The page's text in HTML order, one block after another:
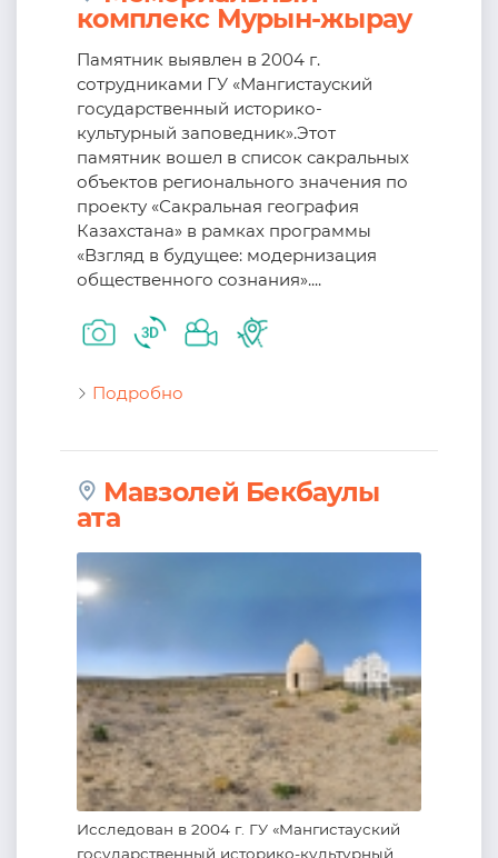
комплекс Мурын-жырау
Памятник выявлен в 2004 г.
сотрудниками ГУ «Мангистауский
государственный историко-
культурный заповедник».Этот
памятник вошел в список сакральных
объектов регионального значения по
проекту «Сакральная география
Казахстана» в рамках программы
«Взгляд в будущее: модернизация
общественного сознания»....
Подробно
Мавзолей Бекбаулы
ата
Исследован в 2004 г. ГУ «Мангистауский
государственный историко-культурный